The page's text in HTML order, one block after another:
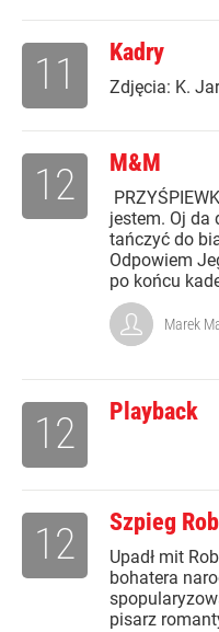
Kadry
Zdjęcia: K.
11
M&M
jestem. Oj da
tańczyć do
Odpowiem
po końcu
12
Marek
Playback
12
Szpieg
Upadł mit
bohatera
pisarz
12